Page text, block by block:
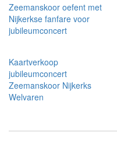
Zeemanskoor oefent met
Nijkerkse fanfare voor
jubileumconcert
Kaartverkoop
jubileumconcert
Zeemanskoor Nijkerks
Welvaren